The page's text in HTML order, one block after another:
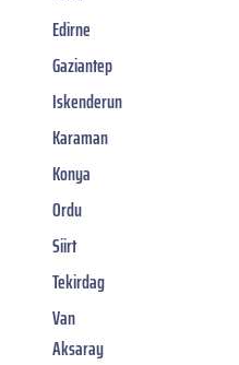
Edirne
Gaziantep
Iskenderun
Karaman
Konya
Ordu
Siirt
Tekirdag
Van
Aksaray